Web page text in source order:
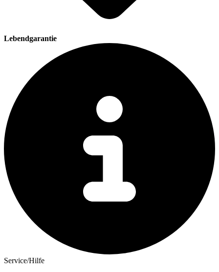
Lebendgarantie
Service/Hilfe